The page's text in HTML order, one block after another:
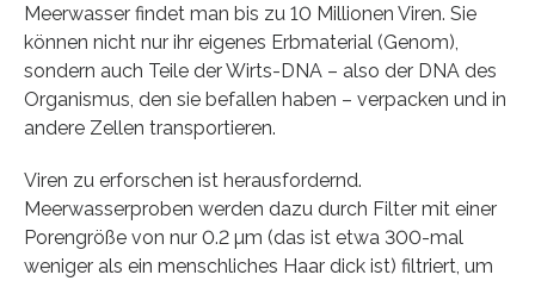
Meerwasser findet man bis zu 10 Millionen Viren. Sie
können nicht nur ihr eigenes Erbmaterial (Genom),
sondern auch Teile der Wirts-DNA – also der DNA des
Organismus, den sie befallen haben – verpacken und in
andere Zellen transportieren.
Viren zu erforschen ist herausfordernd.
Meerwasserproben werden dazu durch Filter mit einer
Porengröße von nur 0.2 µm (das ist etwa 300-mal
weniger als ein menschliches Haar dick ist) filtriert, um